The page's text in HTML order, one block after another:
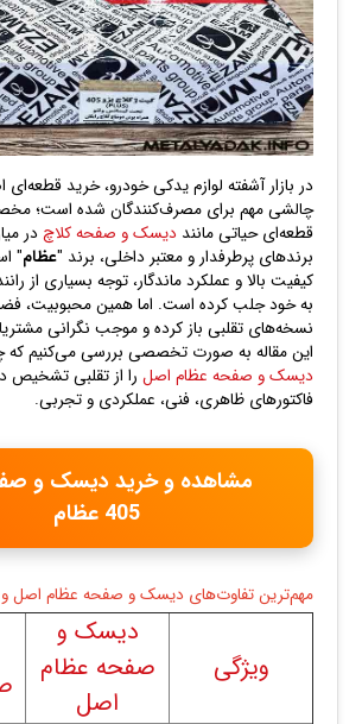
در بازار آشفته لوازم یدکی خودرو، خرید قطعه‌ای
چالشی مهم برای مصرف‌کنندگان شده است؛
قطعه‌ای حیاتی مانند دیسک و صفحه کلاچ در
برندهای پرطرفدار و معتبر داخلی، برند "عظام"
کیفیت بالا و عملکرد ماندگار، توجه بسیاری از
به خود جلب کرده است. اما همین محبوبیت، فضا
نسخه‌های تقلبی باز کرده و موجب نگرانی
این مقاله به‌ صورت تخصصی بررسی می‌کنیم که
دیسک و صفحه عظام اصل را از تقلبی تشخیص
فاکتورهای ظاهری، فنی، عملکردی و تجربی.
مشاهده و خرید دیسک و
405 عظام
مهم‌ترین تفاوت‌های دیسک و صفحه عظام اصل و
ویژگی
دیسک و
صفحه عظام
اصل